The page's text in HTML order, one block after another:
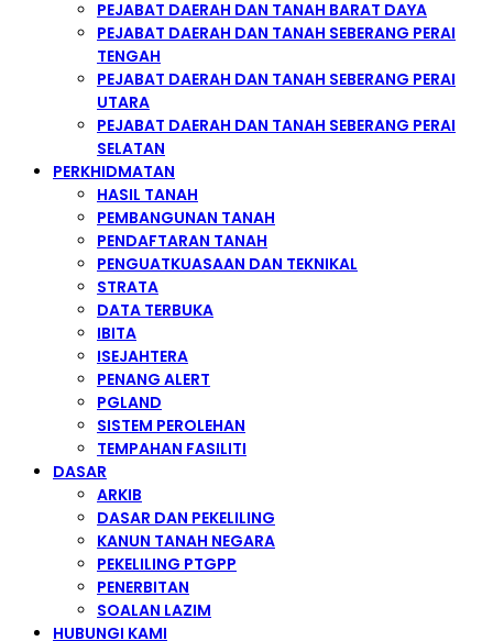
PEJABAT DAERAH DAN TANAH BARAT DAYA
PEJABAT DAERAH DAN TANAH SEBERANG PERAI
TENGAH
PEJABAT DAERAH DAN TANAH SEBERANG PERAI
UTARA
PEJABAT DAERAH DAN TANAH SEBERANG PERAI
SELATAN
PERKHIDMATAN
HASIL TANAH
PEMBANGUNAN TANAH
PENDAFTARAN TANAH
PENGUATKUASAAN DAN TEKNIKAL
STRATA
DATA TERBUKA
IBITA
ISEJAHTERA
PENANG ALERT
PGLAND
SISTEM PEROLEHAN
TEMPAHAN FASILITI
DASAR
ARKIB
DASAR DAN PEKELILING
KANUN TANAH NEGARA
PEKELILING PTGPP
PENERBITAN
SOALAN LAZIM
HUBUNGI KAMI